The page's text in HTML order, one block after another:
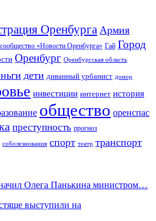
Оренбурга Армия
«Новости Оренбурга» Гай Город
Оренбург Оренбургская область
дети диванный урбанист донор
инвестиции интернет история
общество оренспас
преступность прогноз
соболезнования спорт театр транспорт
Олега Панькина министром…
выступили на